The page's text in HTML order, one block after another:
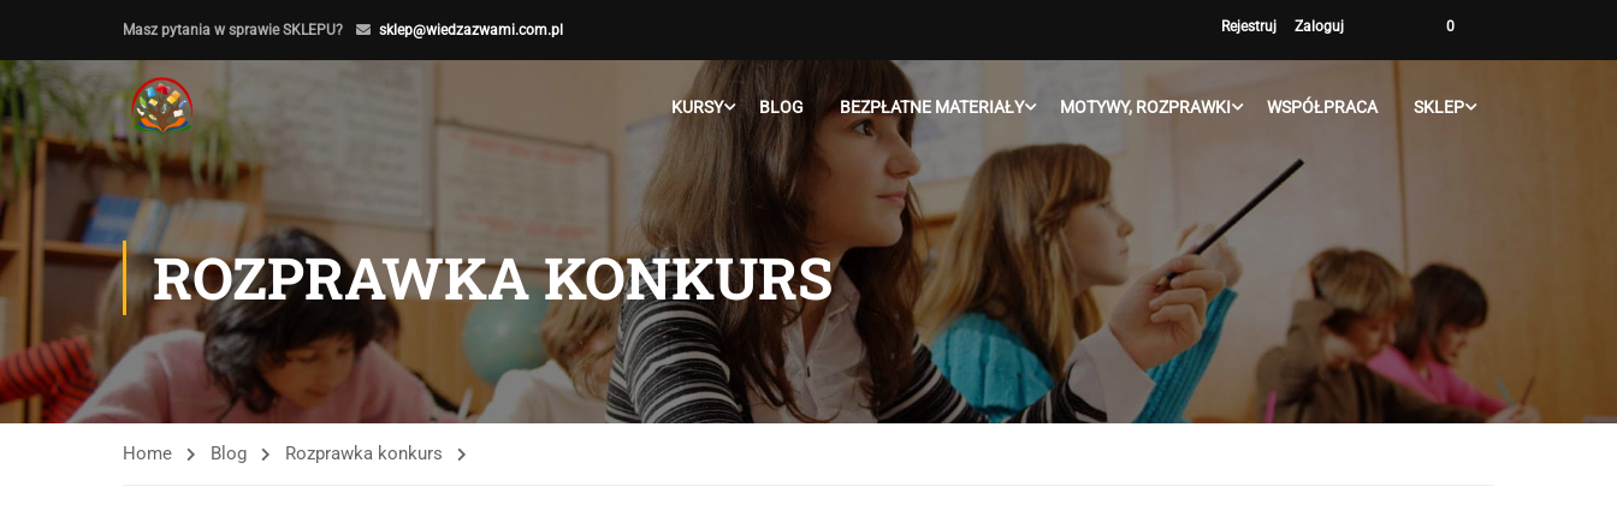
Masz pytania w sprawie SKLEPU? sklep@wiedzazwami.com.pl Rejestruj Zaloguj 0
KURSY BLOG BEZPŁATNE MATERIAŁY MOTYWY, ROZPRAWKI WSPÓŁPRACA SKLEP
ROZPRAWKA KONKURS
Home Blog Rozprawka konkurs